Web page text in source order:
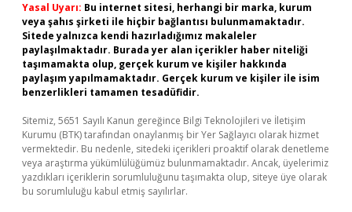
Yasal Uyarı: Bu internet sitesi, herhangi bir marka, kurum
veya şahıs şirketi ile hiçbir bağlantısı bulunmamaktadır.
Sitede yalnızca kendi hazırladığımız makaleler
paylaşılmaktadır. Burada yer alan içerikler haber niteliği
taşımamakta olup, gerçek kurum ve kişiler hakkında
paylaşım yapılmamaktadır. Gerçek kurum ve kişiler ile isim
benzerlikleri tamamen tesadüfidir.
Sitemiz, 5651 Sayılı Kanun gereğince Bilgi Teknolojileri ve İletişim
Kurumu (BTK) tarafından onaylanmış bir Yer Sağlayıcı olarak hizmet
vermektedir. Bu nedenle, sitedeki içerikleri proaktif olarak denetleme
veya araştırma yükümlülüğümüz bulunmamaktadır. Ancak, üyelerimiz
yazdıkları içeriklerin sorumluluğunu taşımakta olup, siteye üye olarak
bu sorumluluğu kabul etmiş sayılırlar.